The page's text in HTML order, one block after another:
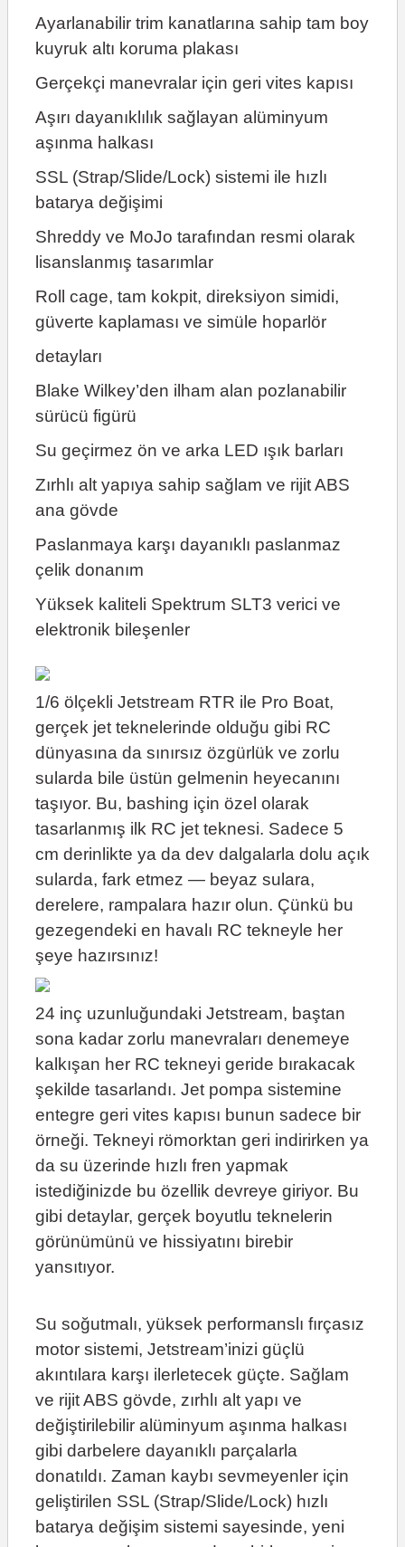
Ayarlanabilir trim kanatlarına sahip tam boy
kuyruk altı koruma plakası
Gerçekçi manevralar için geri vites kapısı
Aşırı dayanıklılık sağlayan alüminyum
aşınma halkası
SSL (Strap/Slide/Lock) sistemi ile hızlı
batarya değişimi
Shreddy ve MoJo tarafından resmi olarak
lisanslanmış tasarımlar
Roll cage, tam kokpit, direksiyon simidi,
güverte kaplaması ve simüle hoparlör
detayları
Blake Wilkey’den ilham alan pozlanabilir
sürücü figürü
Su geçirmez ön ve arka LED ışık barları
Zırhlı alt yapıya sahip sağlam ve rijit ABS
ana gövde
Paslanmaya karşı dayanıklı paslanmaz
çelik donanım
Yüksek kaliteli Spektrum SLT3 verici ve
elektronik bileşenler
1/6 ölçekli Jetstream RTR ile Pro Boat,
gerçek jet teknelerinde olduğu gibi RC
dünyasına da sınırsız özgürlük ve zorlu
sularda bile üstün gelmenin heyecanını
taşıyor. Bu, bashing için özel olarak
tasarlanmış ilk RC jet teknesi. Sadece 5
cm derinlikte ya da dev dalgalarla dolu açık
sularda, fark etmez — beyaz sulara,
derelere, rampalara hazır olun. Çünkü bu
gezegendeki en havalı RC tekneyle her
şeye hazırsınız!
24 inç uzunluğundaki Jetstream, baştan
sona kadar zorlu manevraları denemeye
kalkışan her RC tekneyi geride bırakacak
şekilde tasarlandı. Jet pompa sistemine
entegre geri vites kapısı bunun sadece bir
örneği. Tekneyi römorktan geri indirirken ya
da su üzerinde hızlı fren yapmak
istediğinizde bu özellik devreye giriyor. Bu
gibi detaylar, gerçek boyutlu teknelerin
görünümünü ve hissiyatını birebir
yansıtıyor.
Su soğutmalı, yüksek performanslı fırçasız
motor sistemi, Jetstream’inizi güçlü
akıntılara karşı ilerletecek güçte. Sağlam
ve rijit ABS gövde, zırhlı alt yapı ve
değiştirilebilir alüminyum aşınma halkası
gibi darbelere dayanıklı parçalarla
donatıldı. Zaman kaybı sevmeyenler için
geliştirilen SSL (Strap/Slide/Lock) hızlı
batarya değişim sistemi sayesinde, yeni